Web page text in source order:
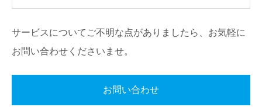
サービスについてご不明な点がありましたら、お気軽に
お問い合わせくださいませ。
お問い合わせ